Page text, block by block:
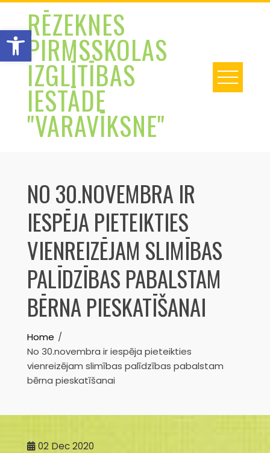
Open toolbar
Skip
contentRĒZEKNES
PIRMSSKOLAS
IZGLĪTĪBAS
IESTĀDE
"VARAVĪKSNE"
NO 30.NOVEMBRA IR
IESPĒJA PIETEIKTIES
VIENREIZĒJAM SLIMĪBAS
PALĪDZĪBAS PABALSTAM
BĒRNA PIESKATĪŠANAI
Home
No 30.novembra ir iespēja pieteikties
vienreizējam slimības palīdzības pabalstam
bērna pieskatīšanai
02 Dec 2020